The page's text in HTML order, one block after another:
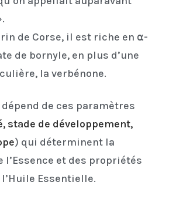
de Corse, il est riche en ⍺-
de bornyle, en plus d’une
la verbénone.
de ces paramètres
stade de développement,
) qui déterminent la
l’Essence et des propriétés
Essentielle.